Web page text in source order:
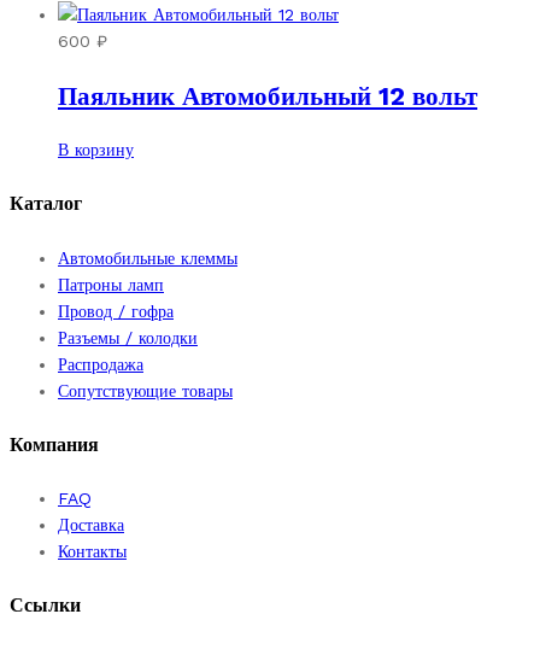
600 ₽
Паяльник Автомобильный 12 вольт
В корзину
Каталог
Автомобильные клеммы
Патроны ламп
Провод / гофра
Разъемы / колодки
Распродажа
Сопутствующие товары
Компания
FAQ
Доставка
Контакты
Ссылки